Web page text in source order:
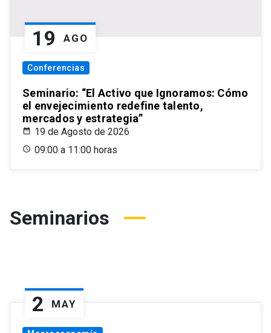
19 AGO
Conferencias
Seminario: “El Activo que Ignoramos: Cómo
el envejecimiento redefine talento,
mercados y estrategia”
19 de Agosto de 2026
09:00 a 11:00 horas
Seminarios
2 MAY